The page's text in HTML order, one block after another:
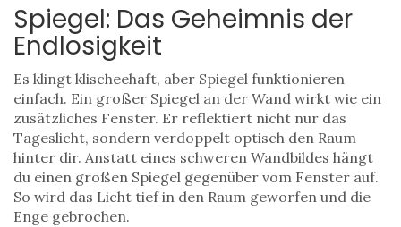
Spiegel: Das Geheimnis der
Endlosigkeit
Es klingt klischeehaft, aber Spiegel funktionieren
einfach. Ein großer Spiegel an der Wand wirkt wie ein
zusätzliches Fenster. Er reflektiert nicht nur das
Tageslicht, sondern verdoppelt optisch den Raum
hinter dir. Anstatt eines schweren Wandbildes hängt
du einen großen Spiegel gegenüber vom Fenster auf.
So wird das Licht tief in den Raum geworfen und die
Enge gebrochen.